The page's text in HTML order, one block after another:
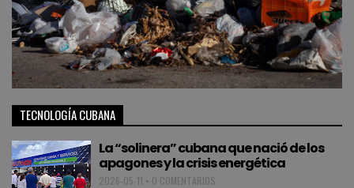
TECNOLOGÍA CUBANA
La “solinera” cubana que nació de los
apagones y la crisis energética
2026-05-11 • 0 COMENTARIOS